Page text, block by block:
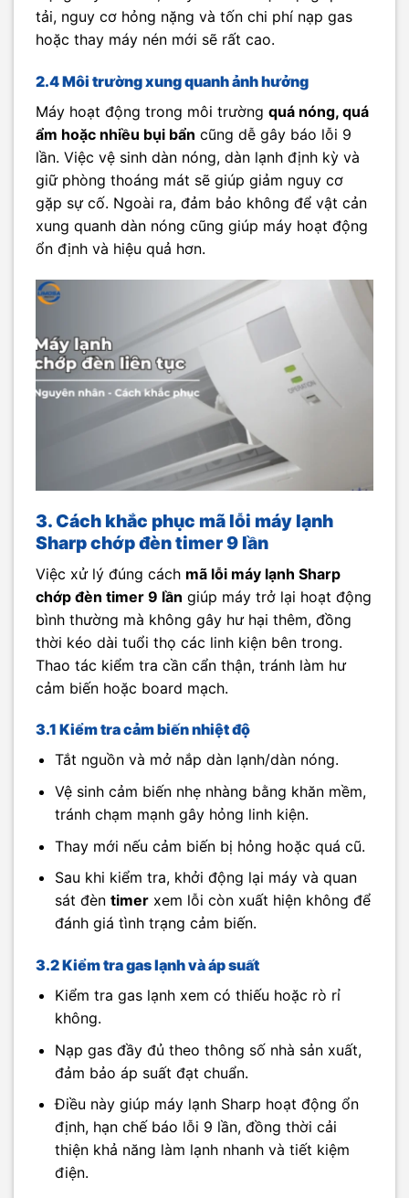
tải, nguy cơ hỏng nặng và tốn chi phí nạp gas
hoặc thay máy nén mới sẽ rất cao.
2.4 Môi trường xung quanh ảnh hưởng
Máy hoạt động trong môi trường quá nóng, quá
ẩm hoặc nhiều bụi bẩn cũng dễ gây báo lỗi 9
lần. Việc vệ sinh dàn nóng, dàn lạnh định kỳ và
giữ phòng thoáng mát sẽ giúp giảm nguy cơ
gặp sự cố. Ngoài ra, đảm bảo không để vật cản
xung quanh dàn nóng cũng giúp máy hoạt động
ổn định và hiệu quả hơn.
3. Cách khắc phục mã lỗi máy lạnh
Sharp chớp đèn timer 9 lần
Việc xử lý đúng cách mã lỗi máy lạnh Sharp
chớp đèn timer 9 lần giúp máy trở lại hoạt động
bình thường mà không gây hư hại thêm, đồng
thời kéo dài tuổi thọ các linh kiện bên trong.
Thao tác kiểm tra cần cẩn thận, tránh làm hư
cảm biến hoặc board mạch.
3.1 Kiểm tra cảm biến nhiệt độ
Tắt nguồn và mở nắp dàn lạnh/dàn nóng.
Vệ sinh cảm biến nhẹ nhàng bằng khăn mềm,
tránh chạm mạnh gây hỏng linh kiện.
Thay mới nếu cảm biến bị hỏng hoặc quá cũ.
Sau khi kiểm tra, khởi động lại máy và quan
sát đèn timerxem lỗi còn xuất hiện không để
đánh giá tình trạng cảm biến.
3.2 Kiểm tra gas lạnh và áp suất
Kiểm tra gas lạnh xem có thiếu hoặc rò rỉ
không.
Nạp gas đầy đủ theo thông số nhà sản xuất,
đảm bảo áp suất đạt chuẩn.
Điều này giúp máy lạnh Sharp hoạt động ổn
định, hạn chế báo lỗi 9 lần, đồng thời cải
thiện khả năng làm lạnh nhanh và tiết kiệm
điện.